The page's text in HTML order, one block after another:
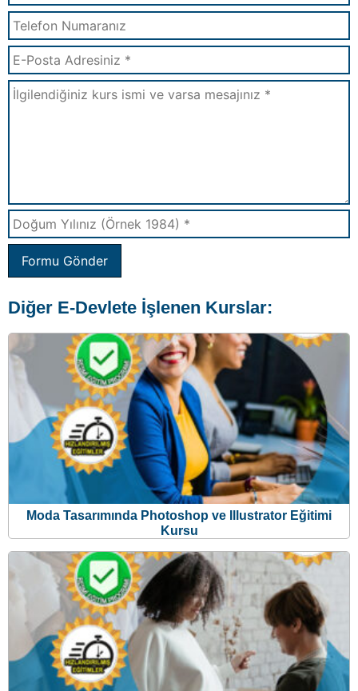
Formu Gönder
Diğer E-Devlete İşlenen Kurslar:
Moda Tasarımında Photoshop ve Illustrator Eğitimi
Kursu
Moda Tasarımı Ve Teknolojisi Eğitimi Kursu